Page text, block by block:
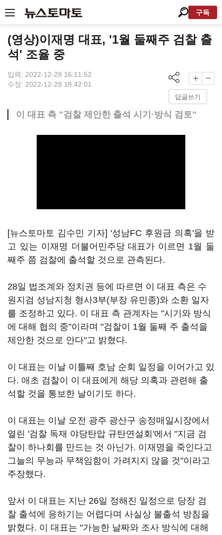
구독
(영상)이재명 대표, '1월 둘째주 검찰 출
석' 조율 중
입력: 2022-12-28 16:11:52
수정: 2022-12-28 18:42:01
답글쓰기
이 대표 측 "검찰 제안한 출석 시기·방식 검토"
[뉴스토마토 김수민 기자] '성남FC 후원금 의혹'을 받
고 있는 이재명 더불어민주당 대표가 이르면 1월 둘
째주 쯤 검찰에 출석할 것으로 관측된다.
28일 법조계와 정치권 등에 따르면 이 대표 측은 수
원지검 성남지청 형사3부(부장 유민종)와 소환 일자
를 조정하고 있다. 이 대표 측 관계자는 "시기와 방식
에 대해 협의 중"이라며 "검찰이 1월 둘째 주 출석을
제안한 것으로 안다"고 밝혔다.
이 대표는 이날 이틀째 호남 순회 일정을 이어가고 있
다. 애초 검찰이 이 대표에게 해당 의혹과 관련해 출
석할 것을 통보한 날이기도 하다.
이 대표는 이날 오전 광주 광산구 송정매일시장에서
열린 '검찰 독재 야당탄압 규탄연설회'에서 "지금 검
찰이 하나회를 만드는 것 아닌가. 이재명을 죽인다고
그늘의 무능과 무책임함이 가려지지 않을 것"이라고
주장했다.
앞서 이 대표는 지난 26일 정해진 일정으로 당장 검
찰 출석에 응하기는 어렵다며 사실상 불출석 방침을
밝혔다. 이 대표는 "가능한 날짜와 조사 방식에 대해